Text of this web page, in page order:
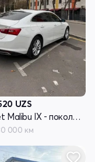
UZS
Chevrolet Malibu IX - поколение рестайлинг
000 км